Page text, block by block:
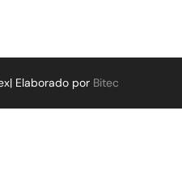
Elaborado por Bitec